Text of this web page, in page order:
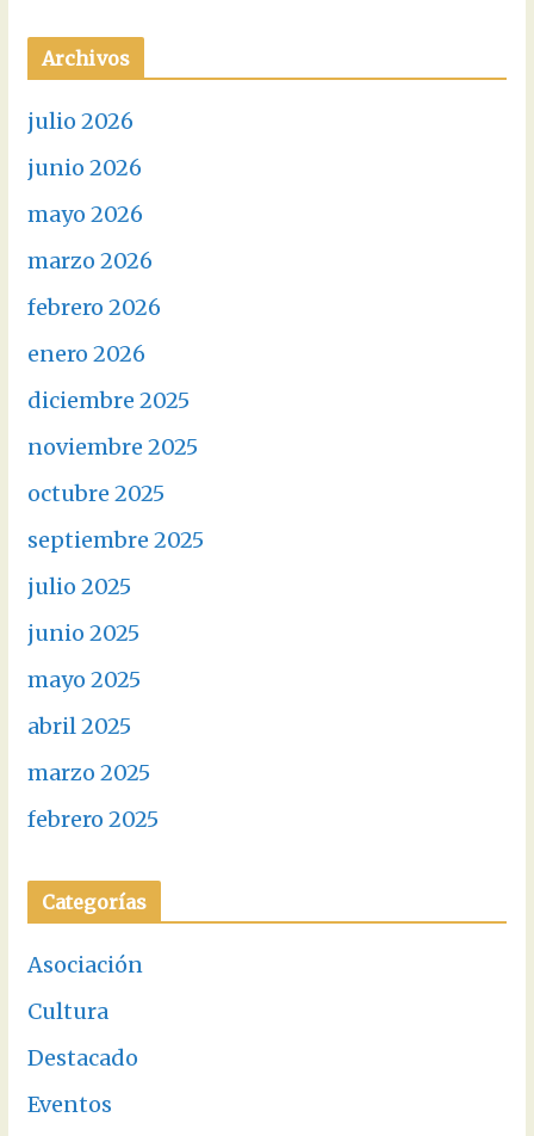
Archivos
julio 2026
junio 2026
mayo 2026
marzo 2026
febrero 2026
enero 2026
diciembre 2025
noviembre 2025
octubre 2025
septiembre 2025
julio 2025
junio 2025
mayo 2025
abril 2025
marzo 2025
febrero 2025
Categorías
Asociación
Cultura
Destacado
Eventos